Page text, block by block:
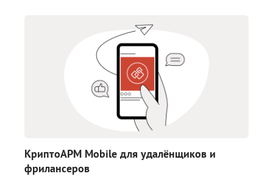
КриптоАРМ Mobile для удалёнщиков и
фрилансеров